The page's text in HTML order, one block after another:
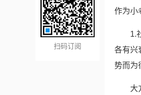
扫码订阅
作为小
1.
各有兴
势而为
大